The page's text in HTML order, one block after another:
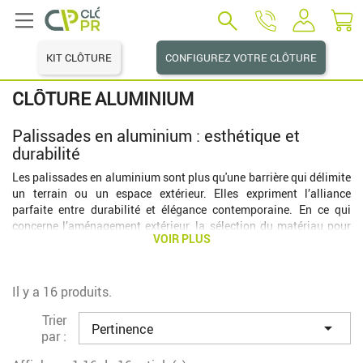
KIT CLÔTURE CONFIGUREZ VOTRE CLÔTURE
CLÔTURE ALUMINIUM
Palissades en aluminium : esthétique et
durabilité
Les palissades en aluminium sont plus qu'une barrière qui délimite
un terrain ou un espace extérieur. Elles expriment l’alliance
parfaite entre durabilité et élégance contemporaine. En ce qui
concerne l’aménagement extérieur, la sélection du matériau pour
les palissades est cruciale. En effet, ce matériau influe sur
solution de premier choix, alliant charme visuel et robustesse
présenter ce qu’est une clôture en aluminium, ses avantages, sa
robustesse et sa durabilité, son design et le fait qu’il s’agisse d’une
VOIR PLUS
Il y a 16 produits.
Trier
par :
Pertinence 